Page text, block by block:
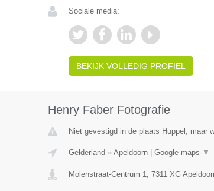
Sociale media:
BEKIJK VOLLEDIG PROFIEL
Henry Faber Fotografie
Niet gevestigd in de plaats Huppel, maar
Gelderland » Apeldoorn| Google maps ▼
Molenstraat-Centrum 1, 7311 XG